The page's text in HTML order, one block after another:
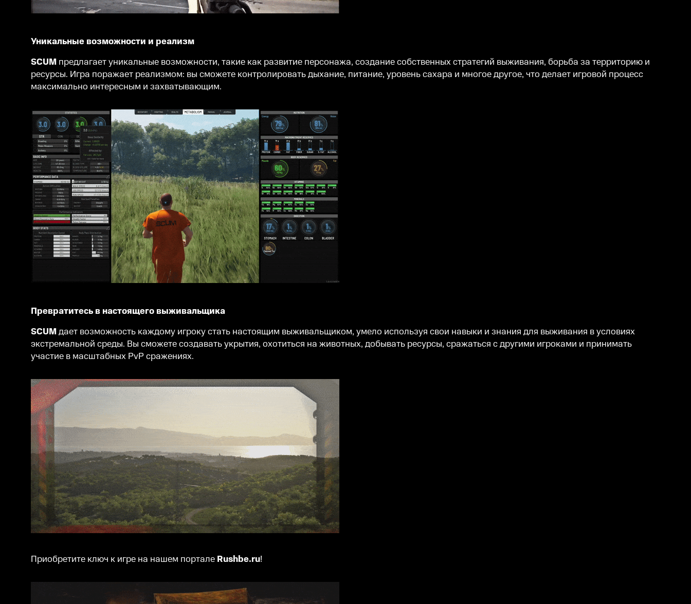
Уникальные возможности и реализм
SCUM предлагает уникальные возможности, такие как развитие персонажа, создание собственных стратегий выживания, борьба за территорию и
ресурсы. Игра поражает реализмом: вы сможете контролировать дыхание, питание, уровень сахара и многое другое, что делает игровой процесс
максимально интересным и захватывающим.
Превратитесь в настоящего выживальщика
SCUMдает возможность каждому игроку стать настоящим выживальщиком, умело используя свои навыки и знания для выживания в условиях
экстремальной среды. Вы сможете создавать укрытия, охотиться на животных, добывать ресурсы, сражаться с другими игроками и принимать
участие в масштабных PvP сражениях.
Приобретите ключ к игре на нашем портале Rushbe.ru!